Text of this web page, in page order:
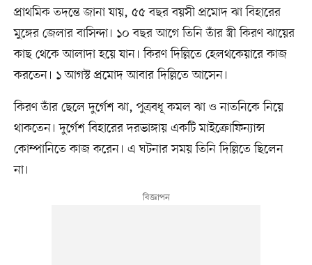
প্রাথমিক তদন্তে জানা যায়, ৫৫ বছর বয়সী প্রমোদ ঝা বিহারের
মুঙ্গের জেলার বাসিন্দা। ১০ বছর আগে তিনি তাঁর স্ত্রী কিরণ ঝায়ের
কাছ থেকে আলাদা হয়ে যান। কিরণ দিল্লিতে হেলথকেয়ারে কাজ
করতেন। ১ আগস্ট প্রমোদ আবার দিল্লিতে আসেন।
কিরণ তাঁর ছেলে দুর্গেশ ঝা, পুত্রবধূ কমল ঝা ও নাতনিকে নিয়ে
থাকতেন। দুর্গেশ বিহারের দরভাঙ্গায় একটি মাইক্রোফিন্যান্স
কোম্পানিতে কাজ করেন। এ ঘটনার সময় তিনি দিল্লিতে ছিলেন
না।